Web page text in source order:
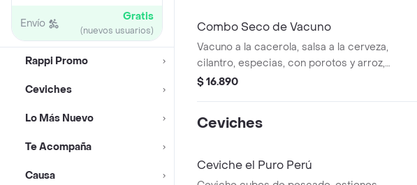
Envío Gratis
(nuevos usuarios)
Rappi Promo
Ceviches
Lo Más Nuevo
Te Acompaña
Causa
Combo Seco de Vacuno
Vacuno a la cacerola, salsa a la cerveza,
cilantro, especias, con porotos y arroz,
bebida 350ml a elección.
$ 16.890
Ceviches
Ceviche el Puro Perú